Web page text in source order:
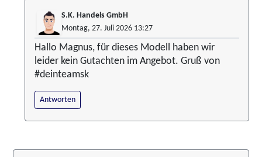
S.K. Handels GmbH
Montag, 27. Juli 2026 13:27
Hallo Magnus, für dieses Modell haben wir
leider kein Gutachten im Angebot. Gruß von
#deinteamsk
Antworten